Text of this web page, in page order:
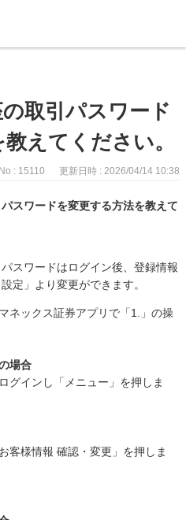
取引パスワード
えてください。
No : 15110 更新日時 : 2026/04/14 10:38
スワードを変更する方法を教えて
スワードはログイン後、登録情報
定」より変更ができます。
ネックス証券アプリで「1.」の操
場合
グインし「メニュー」を押しま
客様情報 確認・変更」を押しま